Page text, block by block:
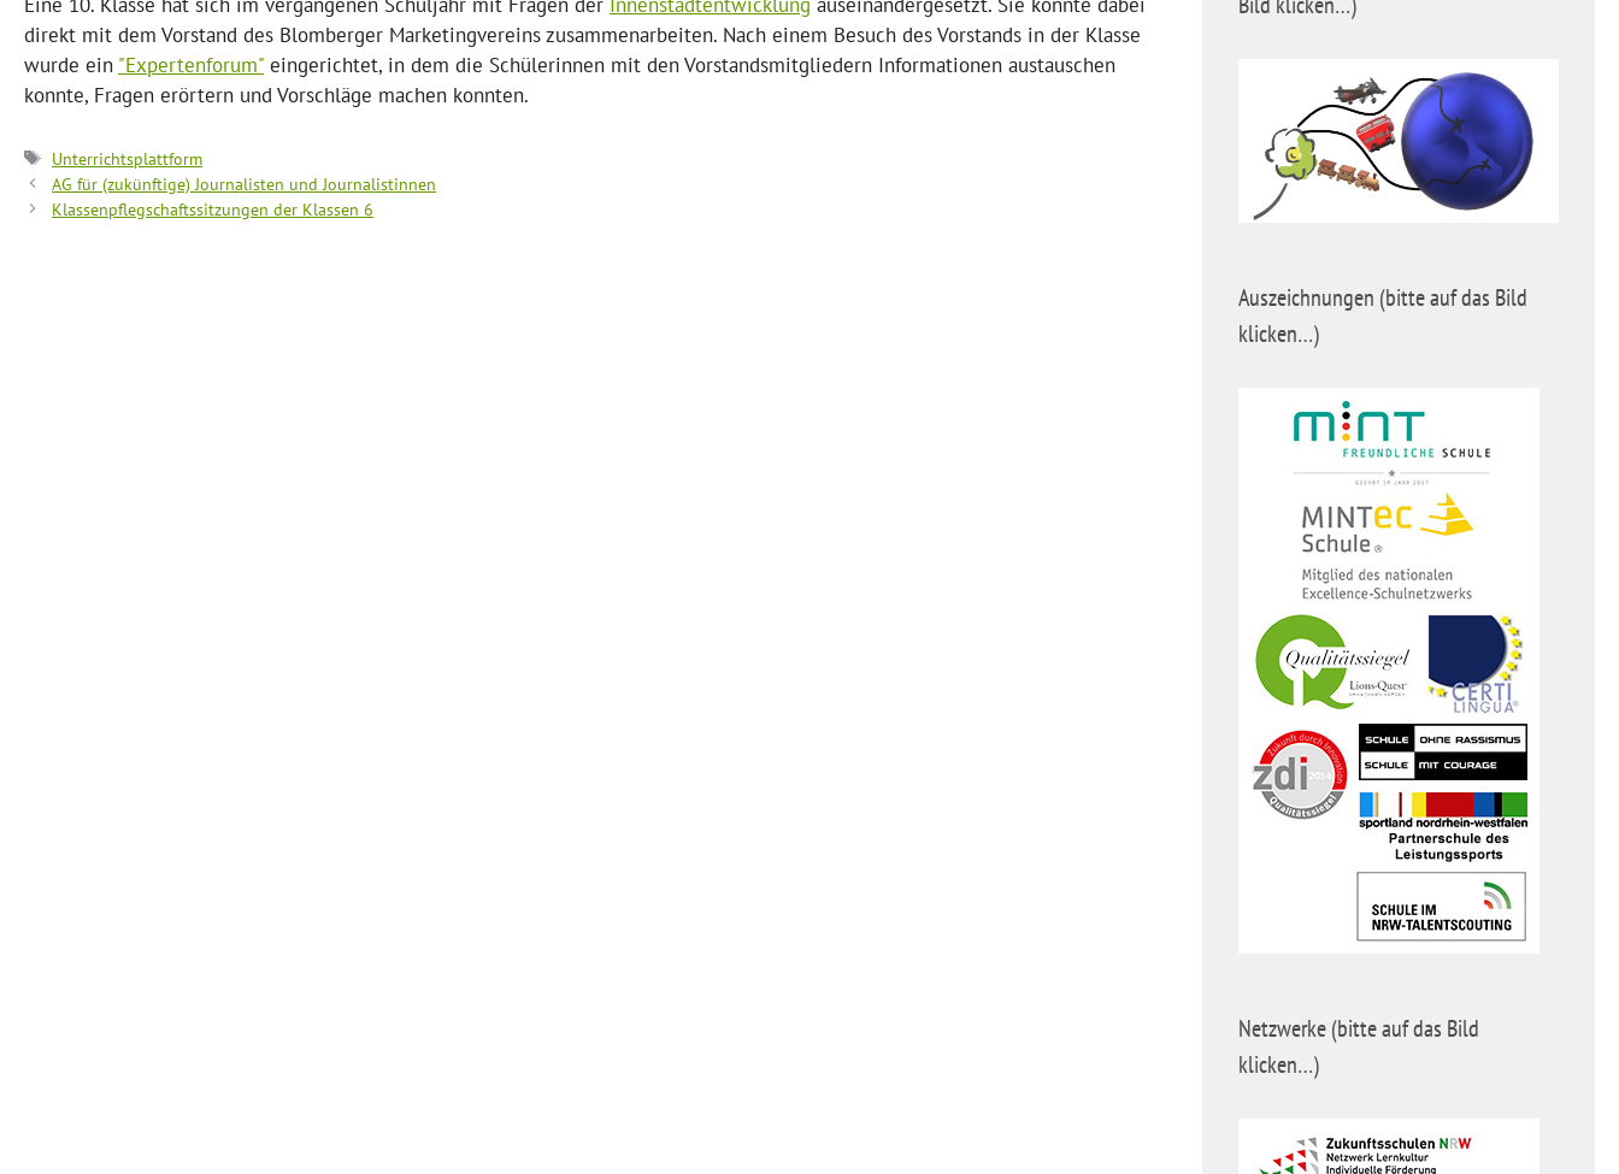
direkt mit dem Vorstand des Blomberger Marketingvereins zusammenarbeiten. Nach einem Besuch des Vorstands in der Klasse
wurde ein "Expertenforum" eingerichtet, in dem die Schülerinnen mit den Vorstandsmitgliedern Informationen austauschen
konnte, Fragen erörtern und Vorschläge machen konnten.
Schlagwörter
Unterrichtsplattform
AG für (zukünftige) Journalisten und Journalistinnen
Klassenpflegschaftssitzungen der Klassen 6
Auszeichnungen (bitte auf das Bild
klicken…)
Netzwerke (bitte auf das Bild
klicken…)